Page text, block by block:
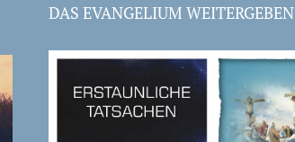
DAS EVANGELIUM WEITERGEBEN